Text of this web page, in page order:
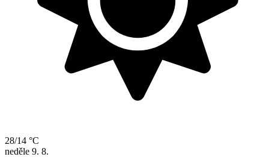
28/14 °C
neděle 9. 8.